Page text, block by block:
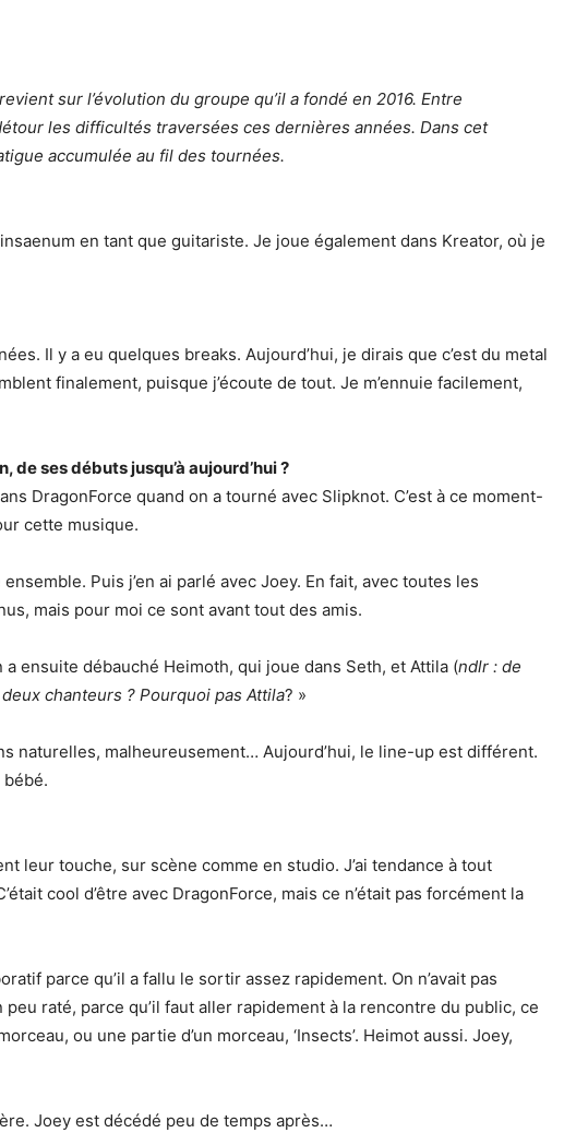
sur l’évolution du groupe qu’il a fondé en 2016. Entre
les difficultés traversées ces dernières années. Dans cet
accumulée au fil des tournées.
en tant que guitariste. Je joue également dans Kreator, où je
Il y a eu quelques breaks. Aujourd’hui, je dirais que c’est du metal
finalement, puisque j’écoute de tout. Je m’ennuie facilement,
ses débuts jusqu’à aujourd’hui ?
DragonForce quand on a tourné avec Slipknot. C’est à ce moment-
cette musique.
Puis j’en ai parlé avec Joey. En fait, avec toutes les
mais pour moi ce sont avant tout des amis.
ensuite débauché Heimoth, qui joue dans Seth, et Attila (ndlr : de
chanteurs ? Pourquoi pas Attila? »
naturelles, malheureusement… Aujourd’hui, le line-up est différent.
bébé.
leur touche, sur scène comme en studio. J’ai tendance à tout
cool d’être avec DragonForce, mais ce n’était pas forcément la
parce qu’il a fallu le sortir assez rapidement. On n’avait pas
raté, parce qu’il faut aller rapidement à la rencontre du public, ce
ou une partie d’un morceau, ‘Insects’. Heimot aussi. Joey,
Joey est décédé peu de temps après…